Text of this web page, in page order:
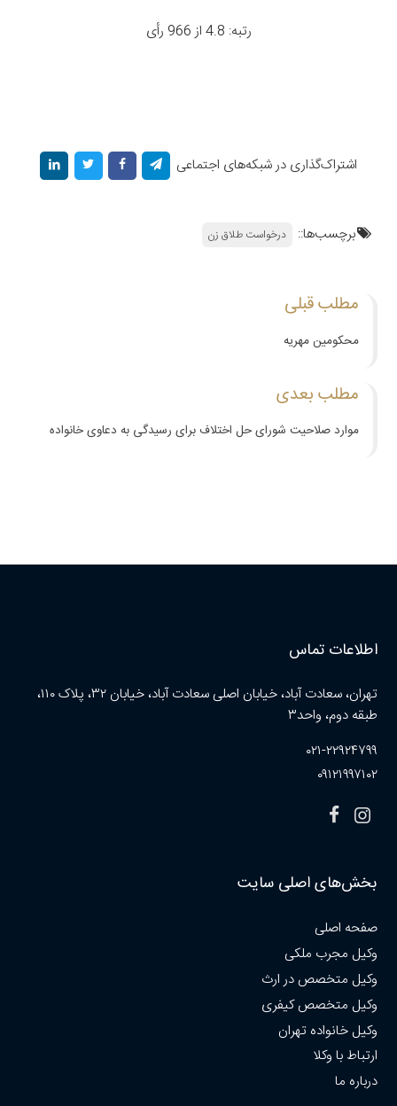
رتبه: 4.8 از 966 رأی
اشتراک‌گذاری در شبکه‌های اجتماعی
برچسب‌ها:: درخواست طلاق زن
مطلب قبلی
محکومین مهریه
مطلب بعدی
موارد صلاحیت شورای حل اختلاف برای رسیدگی به دعاوی خانواده
اطلاعات تماس
تهران، سعادت آباد، خیابان اصلی سعادت آباد، خیابان ۳۲، پلاک ۱۱۰،
طبقه دوم، واحد۳
۰۲۱-۲۲۹۲۴۷۹۹
۰۹۱۲۱۹۹۷۱۰۲
بخش‌های اصلی سایت
صفحه اصلی
وکیل مجرب ملکی
وکیل متخصص در ارث
وکیل متخصص کیفری
وکیل خانواده تهران
ارتباط با وکلا
درباره ما